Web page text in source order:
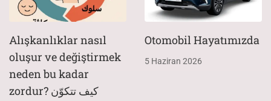
Alışkanlıklar nasıl
oluşur ve değiştirmek
neden bu kadar
zordur? كيف تتكوّن
Otomobil Hayatımızda
5 Haziran 2026